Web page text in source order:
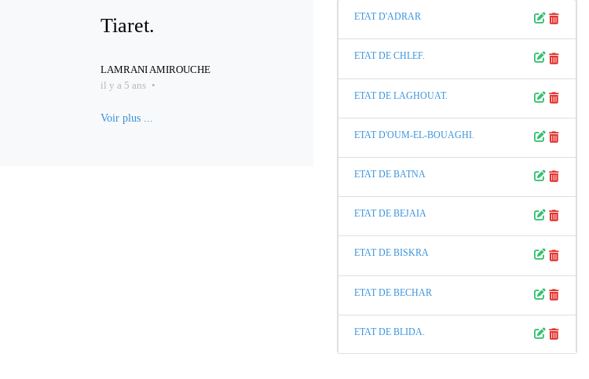
Tiaret.
LAMRANI AMIROUCHE
il y a 5 ans •
Voir plus ...
ETAT D'ADRAR
ETAT DE CHLEF.
ETAT DE LAGHOUAT.
ETAT D'OUM-EL-BOUAGHI.
ETAT DE BATNA
ETAT DE BEJAIA
ETAT DE BISKRA
ETAT DE BECHAR
ETAT DE BLIDA.